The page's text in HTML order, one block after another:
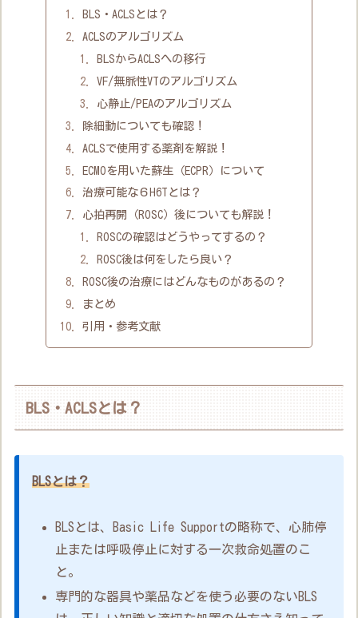
BLS・ACLSとは？
ACLSのアルゴリズム
BLSからACLSへの移行
VF/無脈性VTのアルゴリズム
心静止/PEAのアルゴリズム
除細動についても確認！
ACLSで使用する薬剤を解説！
ECMOを用いた蘇生（ECPR）について
治療可能な６H6Tとは？
心拍再開（ROSC）後についても解説！
ROSCの確認はどうやってするの？
ROSC後は何をしたら良い？
ROSC後の治療にはどんなものがあるの？
まとめ
引用・参考文献
BLS・ACLSとは？
BLSとは？
BLSとは、Basic Life Supportの略称で、心肺停
止または呼吸停止に対する一次救命処置のこ
と。
専門的な器具や薬品などを使う必要のないBLS